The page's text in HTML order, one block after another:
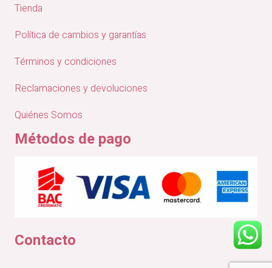
Tienda
Política de cambios y garantías
Términos y condiciones
Reclamaciones y devoluciones
Quiénes Somos
Métodos de pago
Contacto